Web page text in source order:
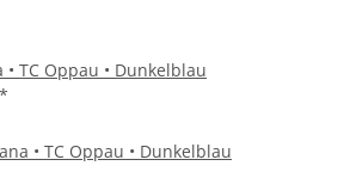
TC Oppau • Dunkelblau
*